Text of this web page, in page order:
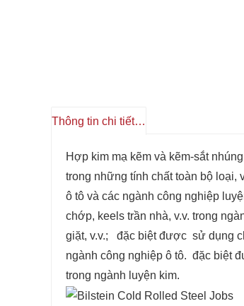
Thông tin chi tiết sản phẩm
Hợp kim mạ kẽm và kẽm-sắt
trong những tính chất toàn bộ loại,
ô tô và các ngành công nghiệp
chớp, keels trần nhà, v.v. trong
giặt, v.v.; đặc biệt được sử dụng
ngành công nghiệp ô tô. đặc biệt
trong ngành luyện kim.